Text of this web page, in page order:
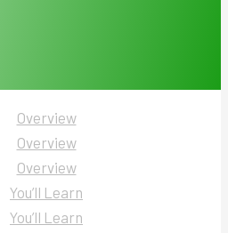
Overview
Overview
Overview
You’ll Learn
You’ll Learn